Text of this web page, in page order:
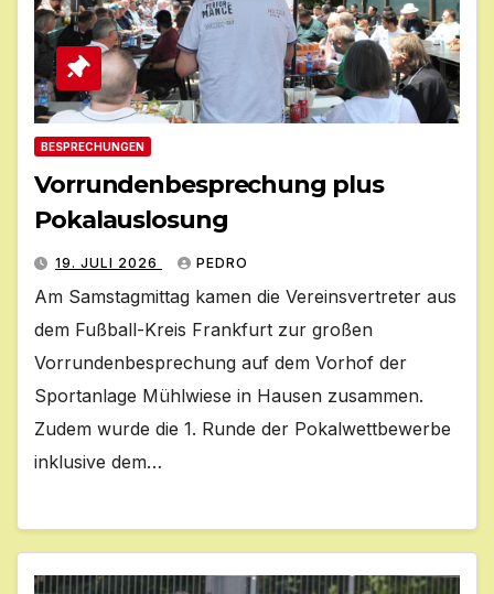
BESPRECHUNGEN
Vorrundenbesprechung plus
Pokalauslosung
19. JULI 2026 PEDRO
Am Samstagmittag kamen die Vereinsvertreter aus
dem Fußball-Kreis Frankfurt zur großen
Vorrundenbesprechung auf dem Vorhof der
Sportanlage Mühlwiese in Hausen zusammen.
Zudem wurde die 1. Runde der Pokalwettbewerbe
inklusive dem…